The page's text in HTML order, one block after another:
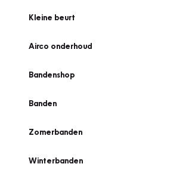
Kleine beurt
Airco onderhoud
Bandenshop
Banden
Zomerbanden
Winterbanden